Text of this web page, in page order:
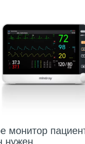
монитор
нужен